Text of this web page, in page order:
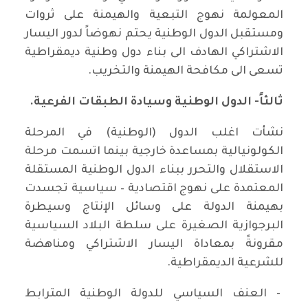
المعولمة نهوج التبعية والهيمنة على ثروات
ومستقبل الدول الوطنية يحتم نهوضاً لدور اليسار
الاشتراكي الهادف الى بناء دول وطنية ديمقراطية
تسعى الى مكافحة الهيمنة والتخريب.
ثالثاً- الدول الوطنية وسيادة الطبقات الفرعية.
نشأت اغلب الدول (الوطنية) في المرحلة
الكولونيالية بمساعدة خارجية بينما اتسمت مرحلة
الاستقلال والتحرر ببناء الدول الوطنية المستقلة
المعتمدة على نهوج اقتصادية – سياسية تجسدت
بهيمنة الدولة على وسائل الإنتاج وسيطرة
البرجوازية الصغيرة على سلطة البلاد السياسية
مقرونةً بمعاداة اليسار الاشتراكي ومناهضة
للشرعية الديمقراطية.
- العنف السياسي للدولة الوطنية المترابط